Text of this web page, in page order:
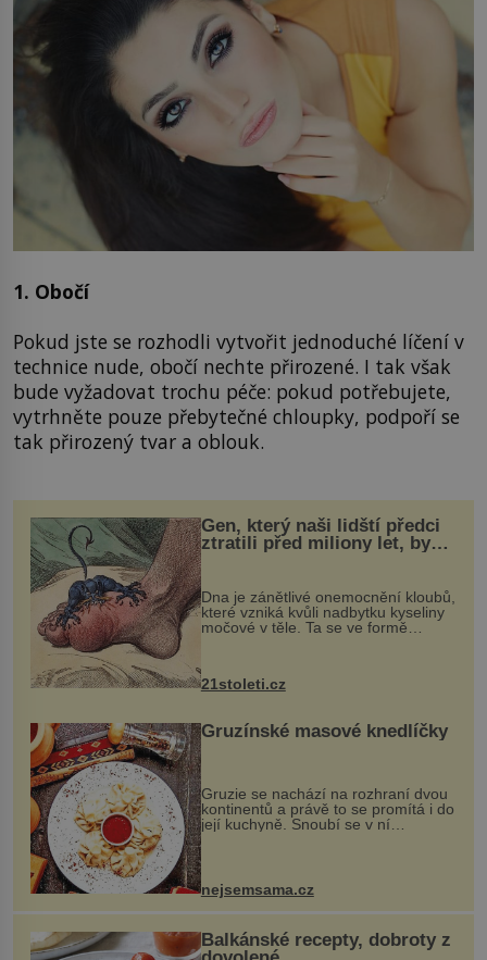
1. Obočí
Pokud jste se rozhodli vytvořit jednoduché líčení v
technice nude, obočí nechte přirozené. I tak však
bude vyžadovat trochu péče: pokud potřebujete,
vytrhněte pouze přebytečné chloupky, podpoří se
tak přirozený tvar a oblouk.
Gen, který naši lidští předci
ztratili před miliony let, by
mohl pomoci s léčbou
„nemoci králů“
Dna je zánětlivé onemocnění kloubů,
které vzniká kvůli nadbytku kyseliny
močové v těle. Ta se ve formě
nohou, a způsobuje bole...
21stoleti.cz
Gruzínské masové knedlíčky
Gruzie se nachází na rozhraní dvou
kontinentů a právě to se promítá i do
její kuchyně. Snoubí se v ní
evropské a asijské chutě a díky tomu
pokrmy, které rozhodně st...
nejsemsama.cz
Balkánské recepty, dobroty z